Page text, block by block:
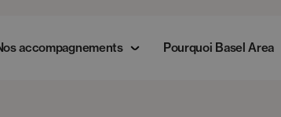
accompagnements Pourquoi Basel Area